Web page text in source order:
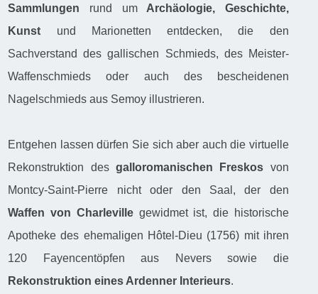
Sammlungen rund umArchäologie, Geschichte,
Kunst und Marionetten entdecken, die den
Sachverstand des gallischen Schmieds, des Meister-
Waffenschmieds oder auch des bescheidenen
Nagelschmieds aus Semoy illustrieren.
Entgehen lassen dürfen Sie sich aber auch die virtuelle
Rekonstruktion des galloromanischen Freskos von
Montcy-Saint-Pierre nicht oder den Saal, der den
Waffen von Charleville gewidmet ist, die historische
Apotheke des ehemaligen Hôtel-Dieu (1756) mit ihren
120 Fayencentöpfen aus Nevers sowie die
Rekonstruktion eines Ardenner Interieurs.